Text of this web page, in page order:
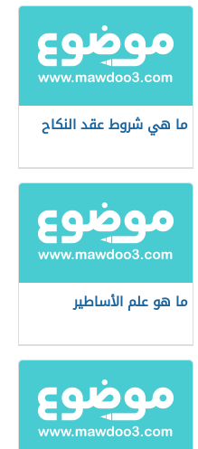
ما هي شروط عقد النكاح
ما هو علم الأساطير